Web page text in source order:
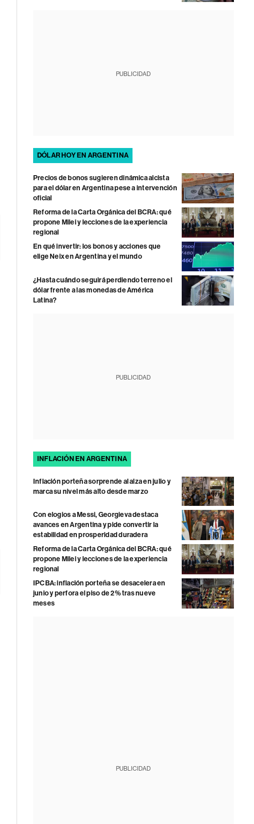
PUBLICIDAD
DÓLAR HOY EN ARGENTINA
Precios de bonos sugieren dinámica alcista
para el dólar en Argentina pese a intervención
oficial
Reforma de la Carta Orgánica del BCRA: qué
propone Milei y lecciones de la experiencia
regional
En qué invertir: los bonos y acciones que
elige Neix en Argentina y el mundo
¿Hasta cuándo seguirá perdiendo terreno el
dólar frente a las monedas de América
Latina?
PUBLICIDAD
INFLACIÓN EN ARGENTINA
Inflación porteña sorprende al alza en julio y
marca su nivel más alto desde marzo
Con elogios a Messi, Georgieva destaca
avances en Argentina y pide convertir la
estabilidad en prosperidad duradera
Reforma de la Carta Orgánica del BCRA: qué
propone Milei y lecciones de la experiencia
regional
IPCBA: inflación porteña se desacelera en
junio y perfora el piso de 2% tras nueve
meses
PUBLICIDAD